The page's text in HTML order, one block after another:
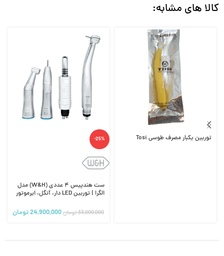
کالا های مشابه:
توربین یکبار مصرف طوسی Tosi -25%
ست هندپیس ۴ عددی (W&H) مدل
الگرا | توربین LED دار، آنگل، ایرموتور
33,000,000تومان24,900,000تومان